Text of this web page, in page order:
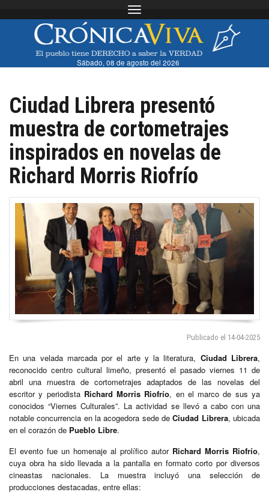
Toggle navigation
Sábado, 08 de agosto del 2026
Ciudad Librera presentó
muestra de cortometrajes
inspirados en novelas de
Richard Morris Riofrío
Publicado el 14-04-2025
En una velada marcada por el arte y la literatura, Ciudad Librera,
reconocido centro cultural limeño, presentó el pasado viernes 11 de
abril una muestra de cortometrajes adaptados de las novelas del
escritor y periodistaRichard Morris Riofrío, en el marco de sus ya
conocidos “Viernes Culturales”. La actividad se llevó a cabo con una
notable concurrencia en la acogedora sede deCiudad Librera, ubicada
en el corazón de Pueblo Libre.
El evento fue un homenaje al prolífico autor Richard Morris Riofrío,
cuya obra ha sido llevada a la pantalla en formato corto por diversos
cineastas nacionales. La muestra incluyó una selección de
producciones destacadas, entre ellas: